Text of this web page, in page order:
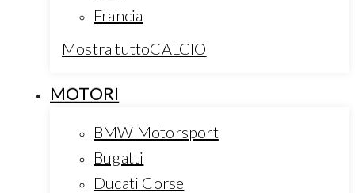
Francia
Mostra tuttoCALCIO
MOTORI
BMW Motorsport
Bugatti
Ducati Corse